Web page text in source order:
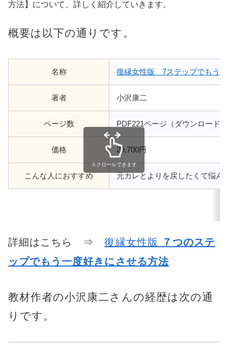
方法】について、詳しく紹介していきます。
概要は以下の通りです。
名称 復縁女性版 7ステップでもう
著者 小沢康二
ページ数 PDF221ページ（ダウンロード
価格 29,700円
こんな人におすすめ 元カレとよりを戻したくて悩ん
スクロールできます
詳細はこちら ⇒復縁女性版
７つのステ
ップでもう一度好きにさせる方法
教材作者の小沢康二さんの経歴は次の通
りです。